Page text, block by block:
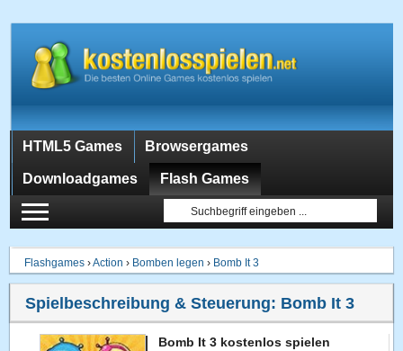
HTML5 Games Browsergames
Downloadgames Flash Games
Flashgames ›Action › Bomben legen › Bomb It 3
Spielbeschreibung & Steuerung: Bomb It 3
Bomb It 3 kostenlos spielen